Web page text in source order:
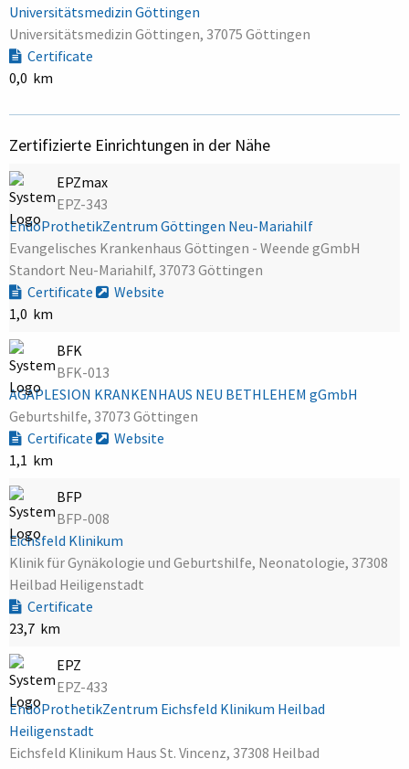
Universitätsmedizin Göttingen
Universitätsmedizin Göttingen, 37075 Göttingen
Certificate
0,0 km
Zertifizierte Einrichtungen in der Nähe
EPZmax
EPZ-343
EndoProthetikZentrum Göttingen Neu-Mariahilf
Evangelisches Krankenhaus Göttingen - Weende gGmbH
Standort Neu-Mariahilf, 37073 Göttingen
Certificate
Website
1,0 km
BFK
BFK-013
AGAPLESION KRANKENHAUS NEU BETHLEHEM gGmbH
Geburtshilfe, 37073 Göttingen
Certificate
Website
1,1 km
BFP
BFP-008
Eichsfeld Klinikum
Klinik für Gynäkologie und Geburtshilfe, Neonatologie, 37308
Heilbad Heiligenstadt
Certificate
23,7 km
EPZ
EPZ-433
EndoProthetikZentrum Eichsfeld Klinikum Heilbad
Heiligenstadt
Eichsfeld Klinikum Haus St. Vincenz, 37308 Heilbad